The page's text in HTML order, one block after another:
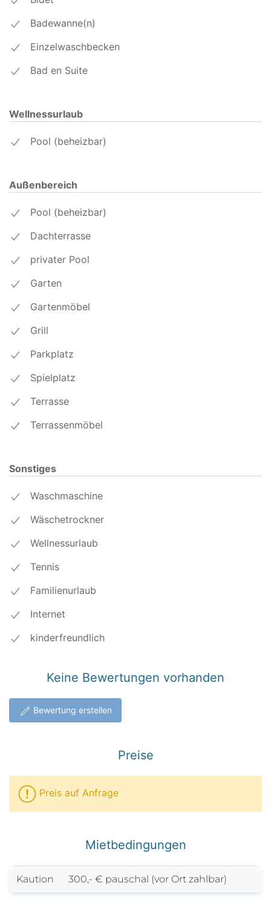
Badewanne(n)
Einzelwaschbecken
Bad en Suite
Wellnessurlaub
Pool (beheizbar)
Außenbereich
Pool (beheizbar)
Dachterrasse
privater Pool
Garten
Gartenmöbel
Grill
Parkplatz
Spielplatz
Terrasse
Terrassenmöbel
Sonstiges
Waschmaschine
Wäschetrockner
Wellnessurlaub
Tennis
Familienurlaub
Internet
kinderfreundlich
Keine Bewertungen vorhanden
Bewertung erstellen
Preise
Preis auf Anfrage
Mietbedingungen
Kaution 300,- € pauschal (vor Ort zahlbar)